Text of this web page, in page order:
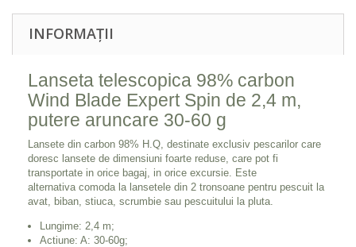
INFORMAȚII
Lanseta telescopica 98% carbon
Wind Blade Expert Spin de 2,4 m,
putere aruncare 30-60 g
Lansete din carbon 98% H.Q, destinate exclusiv pescarilor care
doresc lansete de dimensiuni foarte reduse, care pot fi
transportate in orice bagaj, in orice excursie. Este
alternativa comoda la lansetele din 2 tronsoane pentru pescuit la
avat, biban, stiuca, scrumbie sau pescuitului la pluta.
Lungime: 2,4 m;
Actiune: A: 30-60g;